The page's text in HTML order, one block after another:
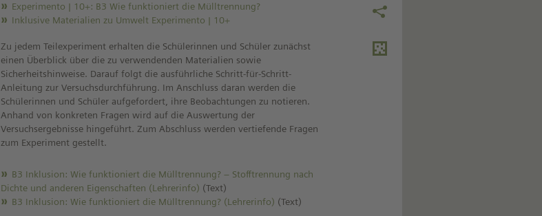
Experimento | 10+: B3 Wie funktioniert die Mülltrennung?
Inklusive Materialien zu Umwelt Experimento | 10+
Zu jedem Teilexperiment erhalten die Schülerinnen und Schüler zunächst
einen Überblick über die zu verwendenden Materialien sowie
Sicherheitshinweise. Darauf folgt die ausführliche Schritt-für-Schritt-
Anleitung zur Versuchsdurchführung. Im Anschluss daran werden die
Schülerinnen und Schüler aufgefordert, ihre Beobachtungen zu notieren.
Anhand von konkreten Fragen wird auf die Auswertung der
Versuchsergebnisse hingeführt. Zum Abschluss werden vertiefende Fragen
zum Experiment gestellt.
B3 Inklusion: Wie funktioniert die Mülltrennung? – Stofftrennung nach
Dichte und anderen Eigenschaften (Lehrerinfo) (Text)
B3 Inklusion: Wie funktioniert die Mülltrennung? (Lehrerinfo) (Text)